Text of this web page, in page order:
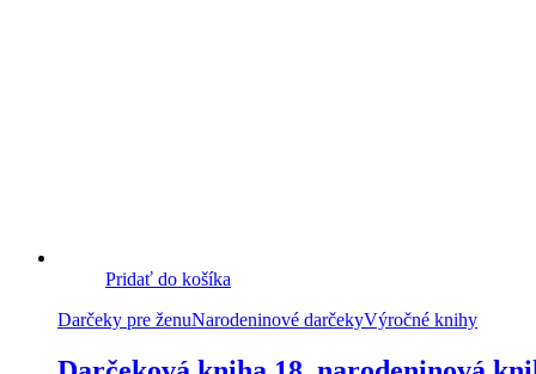
Pridať do košíka
Darčeky pre ženuNarodeninové darčekyVýročné knihy